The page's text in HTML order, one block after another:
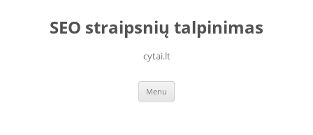
contentSEO straipsnių talpinimas
cytai.lt
Menu